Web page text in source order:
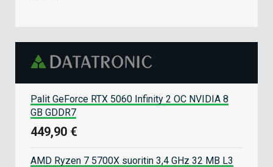
Palit GeForce RTX 5060 Infinity 2 OC NVIDIA 8
GB GDDR7
449,90 €
AMD Ryzen 7 5700X suoritin 3,4 GHz 32 MB L3